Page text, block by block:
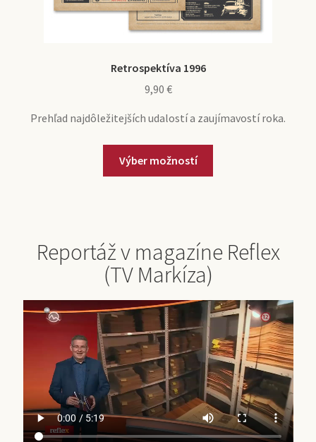
Retrospektíva 1996
9,90 €
Prehľad najdôležitejších udalostí a zaujímavostí roka.
Výber možností
Reportáž v magazíne Reflex
(TV Markíza)